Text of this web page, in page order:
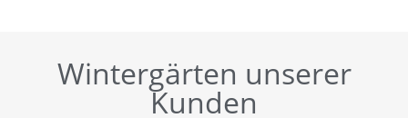
Wintergärten unserer
Kunden